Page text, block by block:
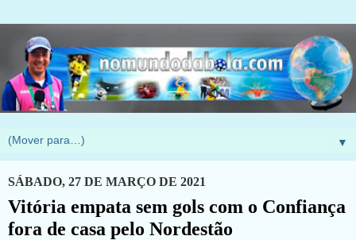
▼
SÁBADO, 27 DE MARÇO DE 2021
Vitória empata sem gols com o Confiança
fora de casa pelo Nordestão